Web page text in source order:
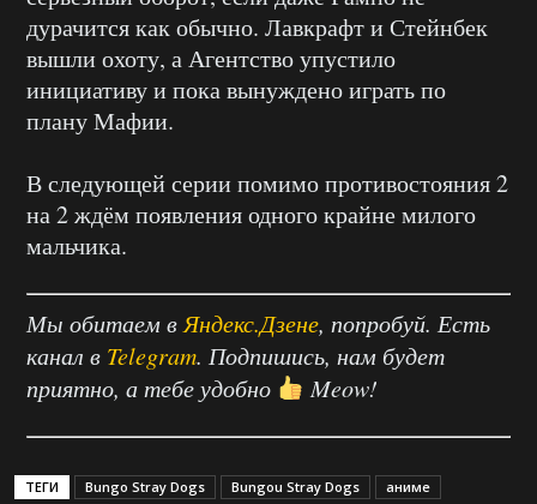
дурачится как обычно. Лавкрафт и Стейнбек
вышли охоту, а Агентство упустило
инициативу и пока вынуждено играть по
плану Мафии.
В следующей серии помимо противостояния 2
на 2 ждём появления одного крайне милого
мальчика.
Мы обитаем в Яндекс.Дзене, попробуй. Есть
канал в Telegram. Подпишись, нам будет
приятно, а тебе удобно
Meow!
ТЕГИ Bungo Stray Dogs Bungou Stray Dogs
аниме